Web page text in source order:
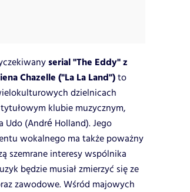
serial "The Eddy" z
Chazelle ("La La Land")to
dzielnicach
klubie muzycznym,
Udo (André Holland). Jego
wokalnego ma także poważny
szemrane interesy wspólnika
będzie musiał zmierzyć się ze
zawodowe. Wśród majowych